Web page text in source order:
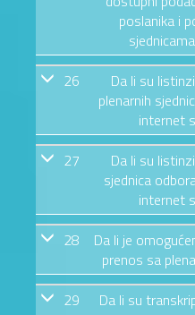
poslanika i
26
Da li su
plenarnih
internet
27
Da li su
sjednica
internet
28
Da li je
prenos sa
29
Da li su